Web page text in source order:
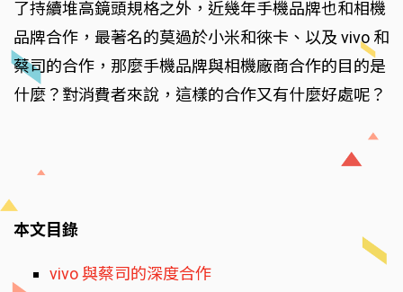
了持續堆高鏡頭規格之外，近幾年手機品牌也和相機
品牌合作，最著名的莫過於小米和徠卡、以及 vivo 和
蔡司的合作，那麼手機品牌與相機廠商合作的目的是
什麼？對消費者來說，這樣的合作又有什麼好處呢？
本文目錄
vivo 與蔡司的深度合作